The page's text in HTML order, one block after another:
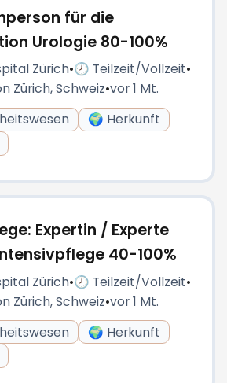
für die
Urologie 80-100%
Zürich•🕗 Teilzeit/Vollzeit•
Zürich, Schweiz•vor 1 Mt.
🌍 Herkunft
Expertin / Experte
40-100%
Zürich•🕗 Teilzeit/Vollzeit•
Zürich, Schweiz•vor 1 Mt.
🌍 Herkunft